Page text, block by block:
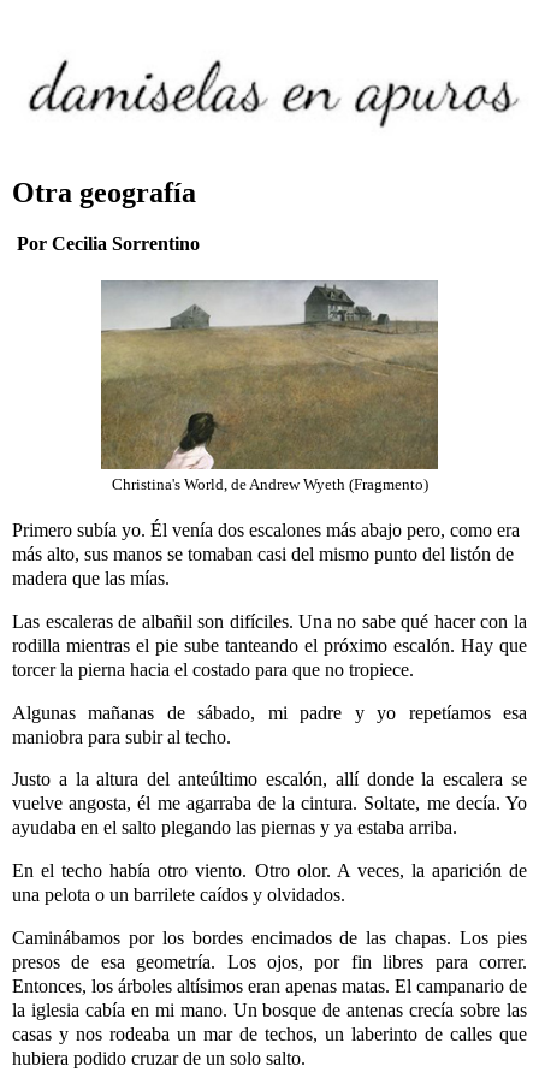
Otra geografía
Por Cecilia Sorrentino
Christina's World, de Andrew Wyeth (Fragmento)
Primero subía yo. Él venía dos escalones más abajo pero, como era
más alto, sus manos se tomaban casi del mismo punto del listón de
madera que las mías.
Las escaleras de albañil son difíciles. Una no sabe qué hacer con la
rodilla mientras el pie sube tanteando el próximo escalón. Hay que
torcer la pierna hacia el costado para que no tropiece.
Algunas mañanas de sábado, mi padre y yo repetíamos esa
maniobra para subir al techo.
Justo a la altura del anteúltimo escalón, allí donde la escalera se
vuelve angosta, él me agarraba de la cintura. Soltate, me decía. Yo
ayudaba en el salto plegando las piernas y ya estaba arriba.
En el techo había otro viento. Otro olor. A veces, la aparición de
una pelota o un barrilete caídos y olvidados.
Caminábamos por los bordes encimados de las chapas. Los pies
presos de esa geometría. Los ojos, por fin libres para correr.
Entonces, los árboles altísimos eran apenas matas. El campanario de
la iglesia cabía en mi mano. Un bosque de antenas crecía sobre las
casas y nos rodeaba un mar de techos, un laberinto de calles que
hubiera podido cruzar de un solo salto.